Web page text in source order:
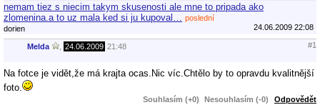
nemam tiez s niecim takym skusenosti ale mne to pripada ako
zlomenina.a to uz mala ked si ju kupoval…
poslední
dorien
24.06.2009 22:08
Melda 24.06.2009 21:48 #1
Na fotce je vidět,že má krajta ocas.Nic víc.Chtělo by to opravdu kvalitnější
foto.
Souhlasím (+0) Nesouhlasím (-0) Odpovědět